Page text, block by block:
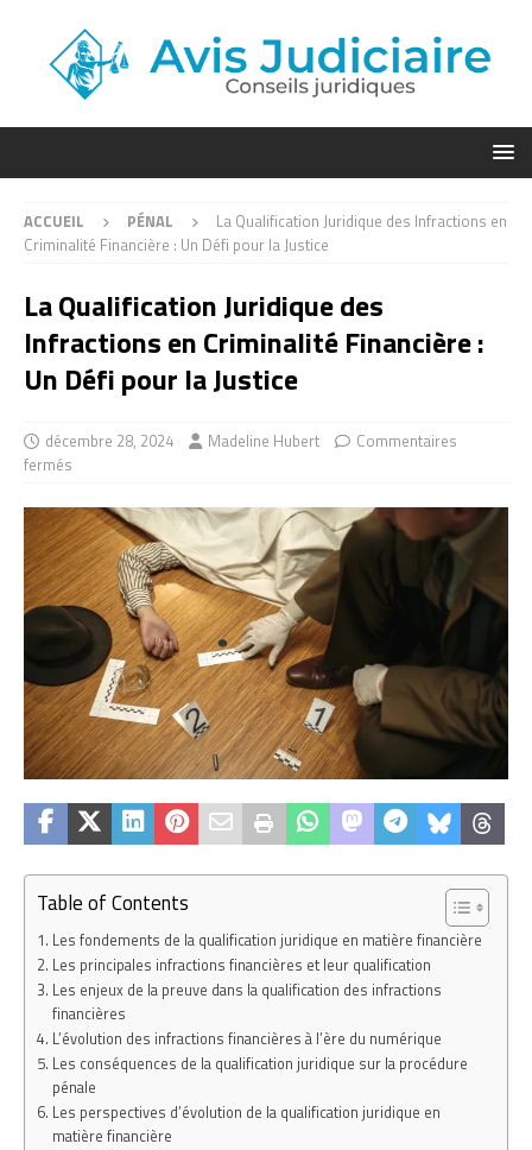
ACCUEIL PÉNAL
La Qualification Juridique des Infractions en
Criminalité Financière : Un Défi pour la Justice
La Qualification Juridique des
Infractions en Criminalité Financière :
Un Défi pour la Justice
décembre 28, 2024 Madeline Hubert
Commentaires
fermés
Table of Contents
Les fondements de la qualification juridique en matière financière
Les principales infractions financières et leur qualification
Les enjeux de la preuve dans la qualification des infractions
financières
L’évolution des infractions financières à l’ère du numérique
Les conséquences de la qualification juridique sur la procédure
pénale
Les perspectives d’évolution de la qualification juridique en
matière financière